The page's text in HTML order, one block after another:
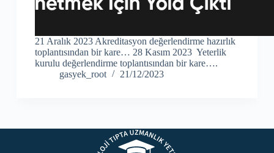
21 Aralık 2023 Akreditasyon değerlendirme hazırlık
toplantısından bir kare… 28 Kasım 2023 Yeterlik
kurulu değerlendirme toplantısından bir kare….
gasyek_root
21/12/2023